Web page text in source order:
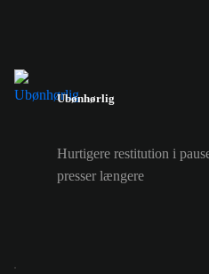
Ubønhørlig
Hurtigere restitution i
presser længere